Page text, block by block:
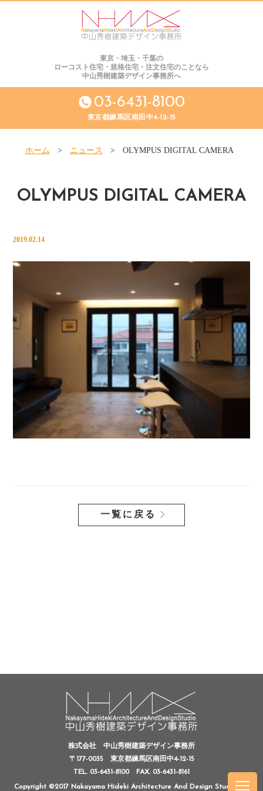
東京・埼玉・千葉の
ローコスト住宅・規格住宅・注文住宅のことなら
中山秀樹建築デザイン事務所へ
03-6431-8100
東京都練馬区南田中4-12-15
ホーム > ニュース > OLYMPUS DIGITAL CAMERA
OLYMPUS DIGITAL CAMERA
2019.02.14
一覧に戻る
株式会社 中山秀樹建築デザイン事務所
〒177-0035 東京都練馬区南田中4-12-15
TEL. 03-6431-8100
FAX. 03-6431-8161
Copyright ©2017 Nakayama Hideki Architecture And Design Studio, All